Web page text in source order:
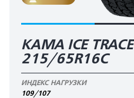
КАМА ICE TRACE
215/65R16C
ИНДЕКС НАГРУЗКИ
109/107